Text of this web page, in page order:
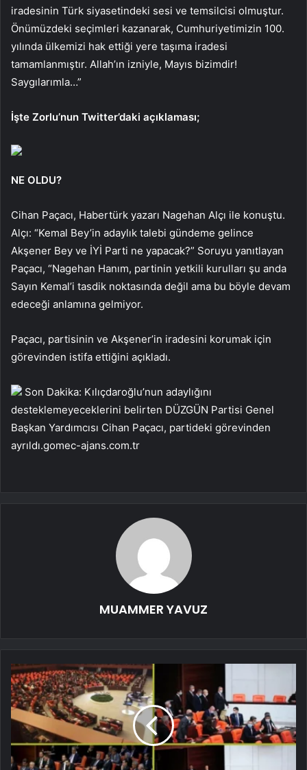
iradesinin Türk siyasetindeki sesi ve temsilcisi olmuştur.
Önümüzdeki seçimleri kazanarak, Cumhuriyetimizin 100.
yılında ülkemizi hak ettiği yere taşıma iradesi
tamamlanmıştır. Allah’ın izniyle, Mayıs bizimdir!
Saygılarımla…”
İşte Zorlu’nun Twitter’daki açıklaması;
NE OLDU?
Cihan Paçacı, Habertürk yazarı Nagehan Alçı ile konuştu.
Alçı: “Kemal Bey’in adaylık talebi gündeme gelince
Akşener Bey ve İYİ Parti ne yapacak?” Soruyu yanıtlayan
Paçacı, “Nagehan Hanım, partinin yetkili kurulları şu anda
Sayın Kemal’i tasdik noktasında değil ama bu böyle devam
edeceği anlamına gelmiyor.
Paçacı, partisinin ve Akşener’in iradesini korumak için
görevinden istifa ettiğini açıkladı.
Son Dakika: Kılıçdaroğlu’nun adaylığını
desteklemeyeceklerini belirten DÜZGÜN Partisi Genel
Başkan Yardımcısı Cihan Paçacı, partideki görevinden
ayrıldı.gomec-ajans.com.tr
MUAMMER YAVUZ